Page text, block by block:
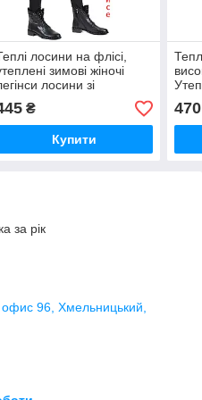
лосини на флісі,
зимові жіночі
лосини зі
5546
₴
Купити
470
за рік
96, Хмельницький,